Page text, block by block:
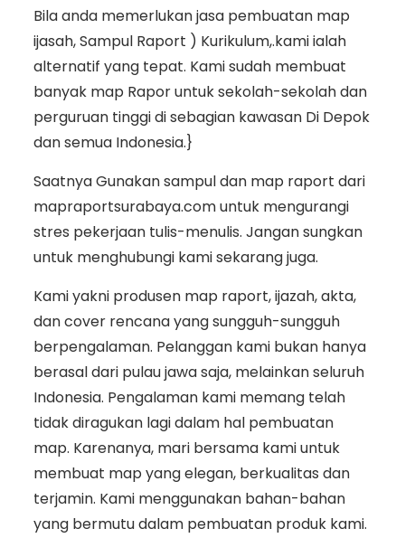
Bila anda memerlukan jasa pembuatan map
ijasah, Sampul Raport ) Kurikulum,.kami ialah
alternatif yang tepat. Kami sudah membuat
banyak map Rapor untuk sekolah-sekolah dan
perguruan tinggi di sebagian kawasan Di Depok
dan semua Indonesia.}
Saatnya Gunakan sampul dan map raport dari
mapraportsurabaya.com untuk mengurangi
stres pekerjaan tulis-menulis. Jangan sungkan
untuk menghubungi kami sekarang juga.
Kami yakni produsen map raport, ijazah, akta,
dan cover rencana yang sungguh-sungguh
berpengalaman. Pelanggan kami bukan hanya
berasal dari pulau jawa saja, melainkan seluruh
Indonesia. Pengalaman kami memang telah
tidak diragukan lagi dalam hal pembuatan
map. Karenanya, mari bersama kami untuk
membuat map yang elegan, berkualitas dan
terjamin. Kami menggunakan bahan-bahan
yang bermutu dalam pembuatan produk kami.